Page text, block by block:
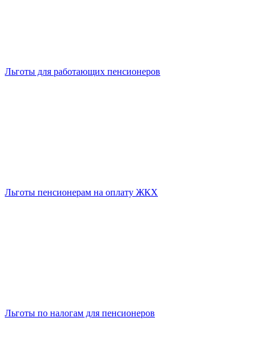
Льготы для работающих пенсионеров
Льготы пенсионерам на оплату ЖКХ
Льготы по налогам для пенсионеров